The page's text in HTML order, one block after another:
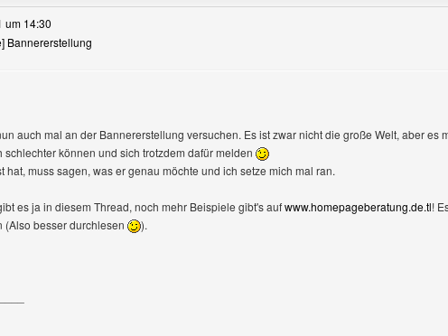
anzeigen
um 14:30
Bannererstellung
auch mal an der Bannererstellung versuchen. Es ist zwar nicht die große Welt, aber es
schlechter können und sich trotzdem dafür melden
hat, muss sagen, was er genau möchte und ich setze mich mal ran.
es ja in diesem Thread, noch mehr Beispiele gibt's aufwww.homepageberatung.de.tl!
(Also besser durchlesen
).